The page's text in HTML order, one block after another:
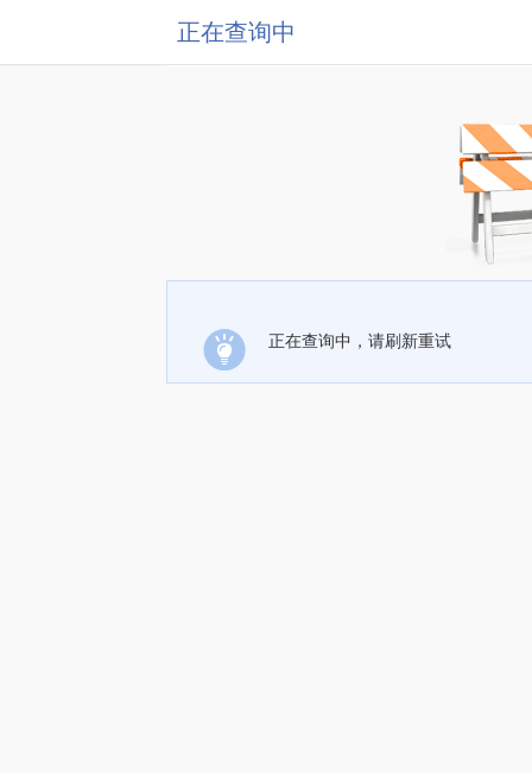
正在查询中
正在查询中，请刷新重试